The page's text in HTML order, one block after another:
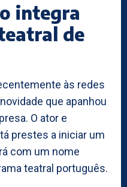
integra
de
às redes
que apanhou
O ator e
prestes a iniciar um
com um nome
teatral português.